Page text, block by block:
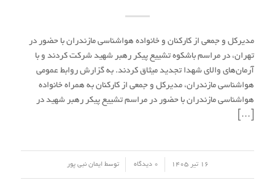
مدیرکل و جمعی از کارکنان و خانواده هواشناسی مازندران با حضور در
تهران، در مراسم باشکوه تشییع پیکر رهبر شهید شرکت کردند و با
آرمان‌های والای شهدا تجدید میثاق کردند. به گزارش روابط عمومی
هواشناسی مازندران، مدیرکل و جمعی از کارکنان به همراه خانواده
هواشناسی مازندران با حضور در مراسم تشییع پیکر رهبر شهید در
[…]
16 تیر 1405
/ 0 دیدگاه توسط ایمان نبی پور